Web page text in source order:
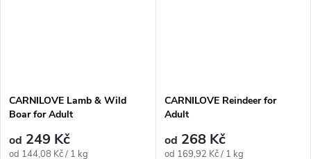
CARNILOVE Lamb & Wild
Boar for Adult
od 249 Kč
Měrná
od 144,08 Kč / 1 kg
CARNILOVE Reindeer for
Adult
od 268 Kč
Měrná
od 169,92 Kč / 1 kg